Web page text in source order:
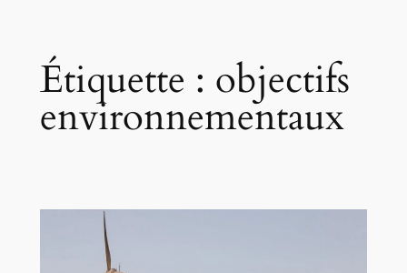
Étiquette : objectifs
environnementaux